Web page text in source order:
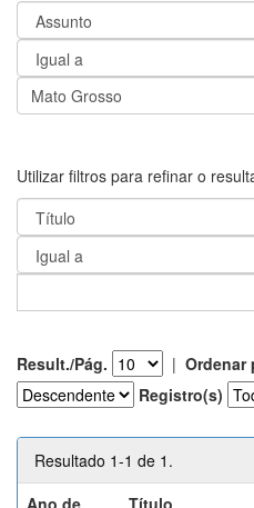
Utilizar filtros para refinar o
Result./Pág. | Ordenar
Registro(s)
Resultado 1-1 de 1.
Ano de
Título